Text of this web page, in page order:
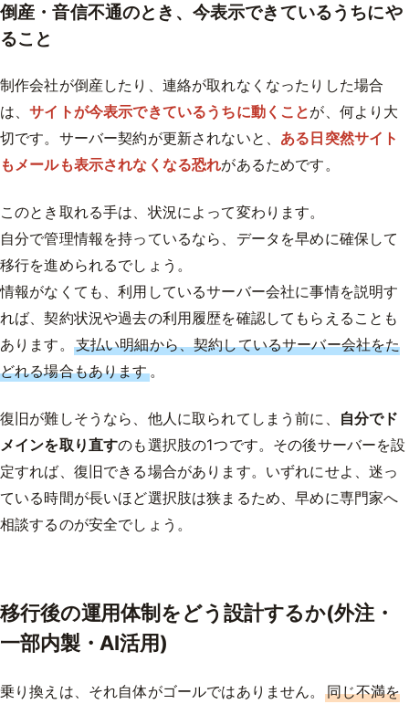
倒産・音信不通のとき、今表示できているうちにや
ること
制作会社が倒産したり、連絡が取れなくなったりした場合
は、サイトが今表示できているうちに動くことが、何より大
切です。サーバー契約が更新されないと、 ある日突然サイト
もメールも表示されなくなる恐れがあるためです。
このとき取れる手は、状況によって変わります。
自分で管理情報を持っているなら、データを早めに確保して
移行を進められるでしょう。
情報がなくても、利用しているサーバー会社に事情を説明す
れば、契約状況や過去の利用履歴を確認してもらえることも
あります。 支払い明細から、契約しているサーバー会社をた
どれる場合もあります。
復旧が難しそうなら、他人に取られてしまう前に、
自分でド
メインを取り直すのも選択肢の1つです。その後サーバーを設
定すれば、復旧できる場合があります。いずれにせよ、迷っ
ている時間が長いほど選択肢は狭まるため、早めに専門家へ
相談するのが安全でしょう。
移行後の運用体制をどう設計するか(外注・
一部内製・AI活用)
乗り換えは、それ自体がゴールではありません。 同じ不満を